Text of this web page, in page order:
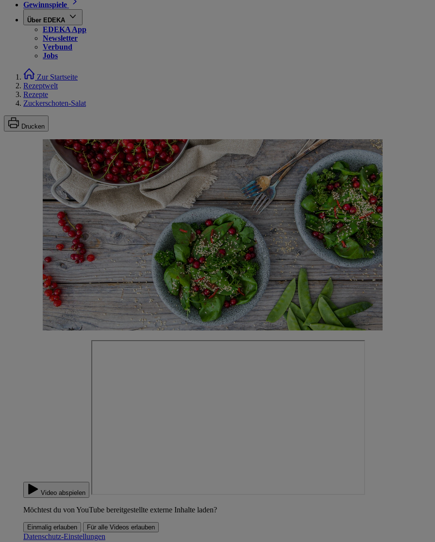
Gewinnspiele
Über EDEKA
EDEKA App
Newsletter
Verbund
Jobs
Zur Startseite
Rezeptwelt
Rezepte
Zuckerschoten-Salat
Drucken
Video abspielen
Möchtest du von YouTube bereitgestellte externe Inhalte laden?
Einmalig erlauben Für alle Videos erlauben
Datenschutz-Einstellungen